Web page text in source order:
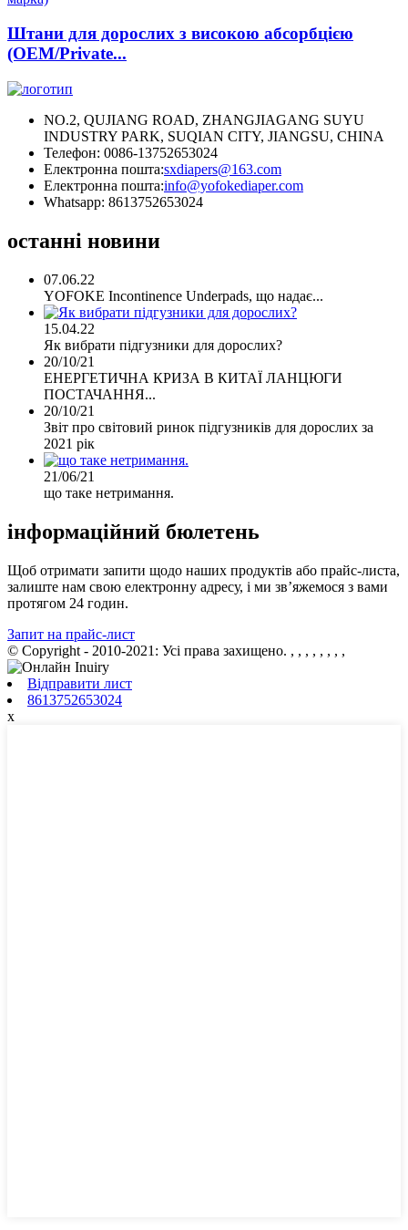
Штани для дорослих з високою абсорбцією
(OEM/Private...
NO.2, QUJIANG ROAD, ZHANGJIAGANG SUYU
INDUSTRY PARK, SUQIAN CITY, JIANGSU, CHINA
Телефон: 0086-13752653024
Електронна пошта:sxdiapers@163.com
Електронна пошта:info@yofokediaper.com
Whatsapp: 8613752653024
останні новини
07.06.22
YOFOKE Incontinence Underpads, що надає...
15.04.22
Як вибрати підгузники для дорослих?
20/10/21
ЕНЕРГЕТИЧНА КРИЗА В КИТАЇ ЛАНЦЮГИ
ПОСТАЧАННЯ...
20/10/21
Звіт про світовий ринок підгузників для дорослих за
2021 рік
21/06/21
що таке нетримання.
інформаційний бюлетень
Щоб отримати запити щодо наших продуктів або прайс-листа,
залиште нам свою електронну адресу, і ми зв’яжемося з вами
протягом 24 годин.
Запит на прайс-лист
© Copyright - 2010-2021: Усі права захищено. , , , , , , , ,
Відправити лист
8613752653024
x